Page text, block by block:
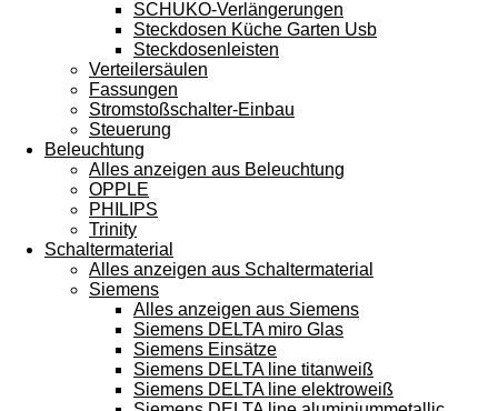
SCHUKO-Verlängerungen
Steckdosen Küche Garten Usb
Steckdosenleisten
Verteilersäulen
Fassungen
Stromstoßschalter-Einbau
Steuerung
Beleuchtung
Alles anzeigen aus Beleuchtung
OPPLE
PHILIPS
Trinity
Schaltermaterial
Alles anzeigen aus Schaltermaterial
Siemens
Alles anzeigen aus Siemens
Siemens DELTA miro Glas
Siemens Einsätze
Siemens DELTA line titanweiß
Siemens DELTA line elektroweiß